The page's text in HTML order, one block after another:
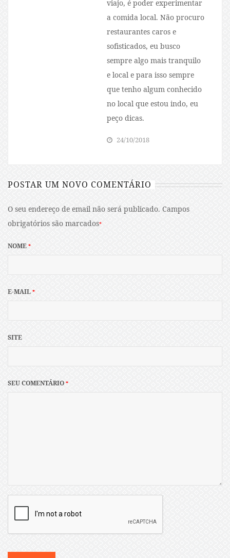
viajo, é poder experimentar
a comida local. Não procuro
restaurantes caros e
sofisticados, eu busco
sempre algo mais tranquilo
e local e para isso sempre
que tenho algum conhecido
no local que estou indo, eu
peço dicas.
24/10/2018
POSTAR UM NOVO COMENTÁRIO
O seu endereço de email não será publicado.Campos
obrigatórios são marcados*
NOME*
E-MAIL*
SITE
SEU COMENTÁRIO*